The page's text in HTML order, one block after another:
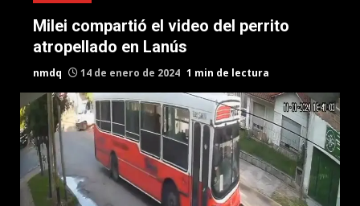
Milei compartió el video del perrito
atropellado en Lanús
nmdq 14 de enero de 2024 1 min de lectura